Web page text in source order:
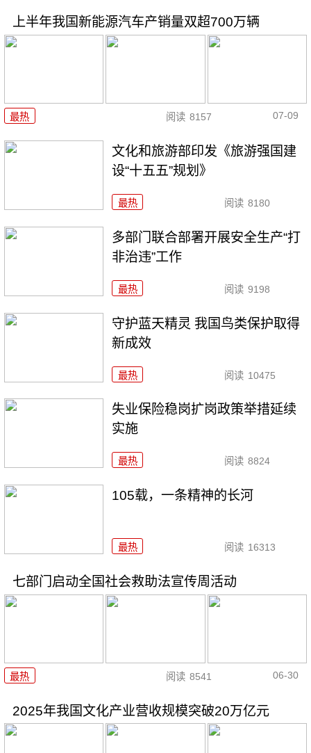
上半年我国新能源汽车产销量双超700万辆
最热 阅读 8157 07-09
文化和旅游部印发《旅游强国建
设“十五五”规划》
最热 阅读 8180
多部门联合部署开展安全生产“打
非治违”工作
最热 阅读 9198
守护蓝天精灵 我国鸟类保护取得
新成效
最热 阅读 10475
失业保险稳岗扩岗政策举措延续
实施
最热 阅读 8824
105载，一条精神的长河
最热 阅读 16313
七部门启动全国社会救助法宣传周活动
最热 阅读 8541 06-30
2025年我国文化产业营收规模突破20万亿元